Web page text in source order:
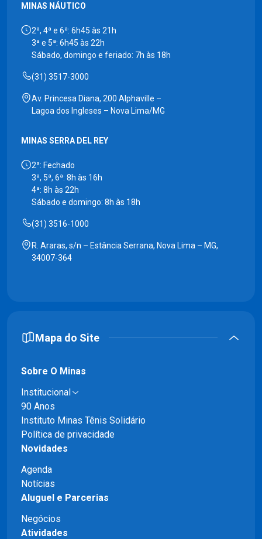
MINAS NÁUTICO
2ª, 4ª e 6ª: 6h45 às 21h
3ª e 5ª: 6h45 às 22h
Sábado, domingo e feriado: 7h às 18h
(31) 3517-3000
Av. Princesa Diana, 200 Alphaville –
Lagoa dos Ingleses – Nova Lima/MG
MINAS SERRA DEL REY
2ª: Fechado
3ª, 5ª, 6ª: 8h às 16h
4ª: 8h às 22h
Sábado e domingo: 8h às 18h
(31) 3516-1000
R. Araras, s/n – Estância Serrana, Nova Lima – MG,
34007-364
Mapa do Site
Sobre O Minas
Institucional
90 Anos
Instituto Minas Tênis Solidário
Política de privacidade
Novidades
Agenda
Notícias
Aluguel e Parcerias
Negócios
Atividades